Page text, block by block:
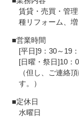
賃貸・売買・管
種リフォーム、
■営業時間
[平日]9：30～19
[日曜・祭日]10：
（但し、ご連絡
す。）
■定休日
水曜日